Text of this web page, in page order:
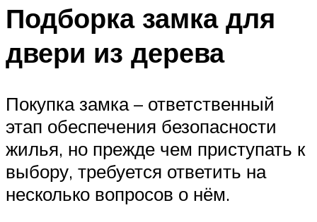
Подборка замка для
двери из дерева
Покупка замка – ответственный
этап обеспечения безопасности
жилья, но прежде чем приступать к
выбору, требуется ответить на
несколько вопросов о нём.